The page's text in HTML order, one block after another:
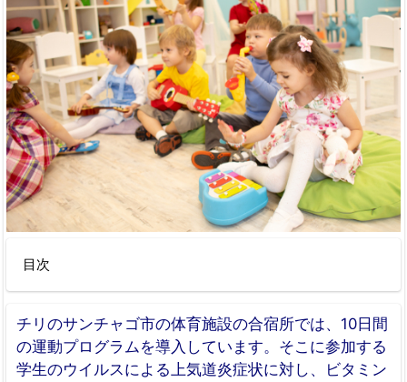
目次
チリのサンチャゴ市の体育施設の合宿所では、10日間
の運動プログラムを導入しています。そこに参加する
学生のウイルスによる上気道炎症状に対し、ビタミン